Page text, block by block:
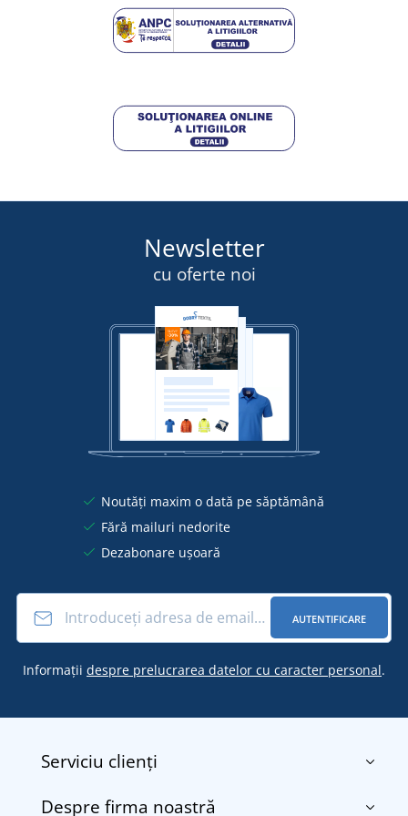
DETALII
30,25 lei
Newsletter
cu oferte noi
Noutăți maxim o dată pe săptămână
Fără mailuri nedorite
Dezabonare ușoară
AUTENTIFICARE
Informații despre prelucrarea datelor cu caracter personal.
Serviciu clienți
Contact
Despre firma noastră